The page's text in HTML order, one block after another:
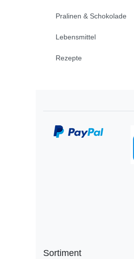
Pralinen & Schokolade
Lebensmittel
Rezepte
Sortiment